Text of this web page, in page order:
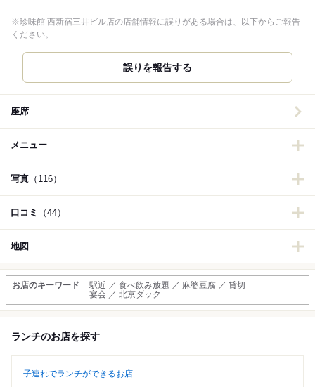
※珍味館 西新宿三井ビル店の店舗情報に誤りがある場合は、以下からご報告
ください。
誤りを報告する
座席
メニュー
写真 （116）
口コミ （44）
地図
お店のキーワード
駅近 ／ 食べ飲み放題 ／ 麻婆豆腐 ／ 貸切
宴会 ／ 北京ダック
ランチのお店を探す
子連れでランチができるお店